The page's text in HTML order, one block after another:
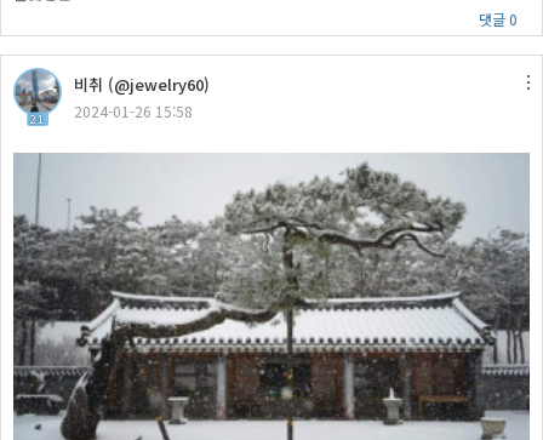
댓글 0
21
비취 (@jewelry60)
2024-01-26 15:58